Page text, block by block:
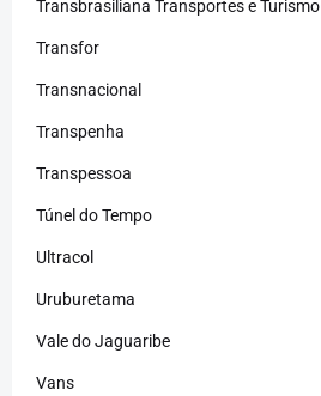
Transbrasiliana Transportes e Turismo
Transfor
Transnacional
Transpenha
Transpessoa
Túnel do Tempo
Ultracol
Uruburetama
Vale do Jaguaribe
Vans